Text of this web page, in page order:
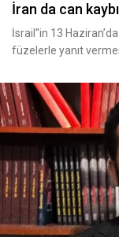
İran da can
İsrail''in 13 Haziran’da
füzelerle yanıt